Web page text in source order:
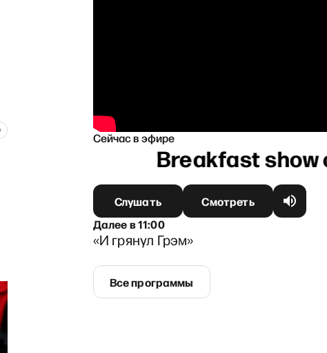
Сейчас в эфире
Слушать
Смотреть
Далеев11:00
«И грянул Грэм»
Все программы